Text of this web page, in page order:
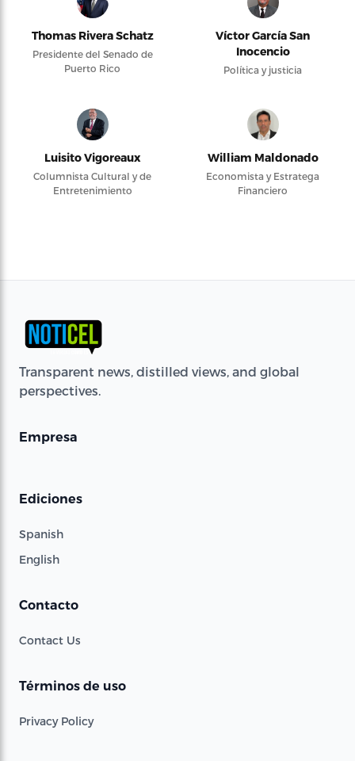
Thomas Rivera Schatz
Presidente del Senado de
Puerto Rico
Víctor García San
Inocencio
Política y justicia
Luisito Vigoreaux
Columnista Cultural y de
Entretenimiento
William Maldonado
Economista y Estratega
Financiero
Transparent news, distilled views, and global
perspectives.
Empresa
Ediciones
Spanish
English
Contacto
Contact Us
Términos de uso
Privacy Policy